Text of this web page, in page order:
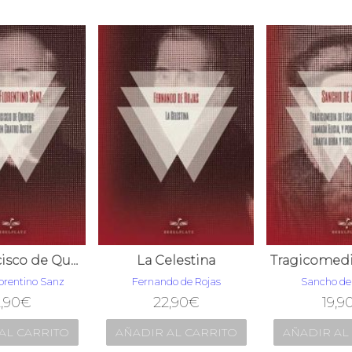
Don Francisco de Quevedo: Drama en Cuatro Actos
Sanz
€
CARRITO
La Celestina
Fernando de Rojas
22,90€
AÑADIR AL CARRITO
Sancho
AÑADIR AL